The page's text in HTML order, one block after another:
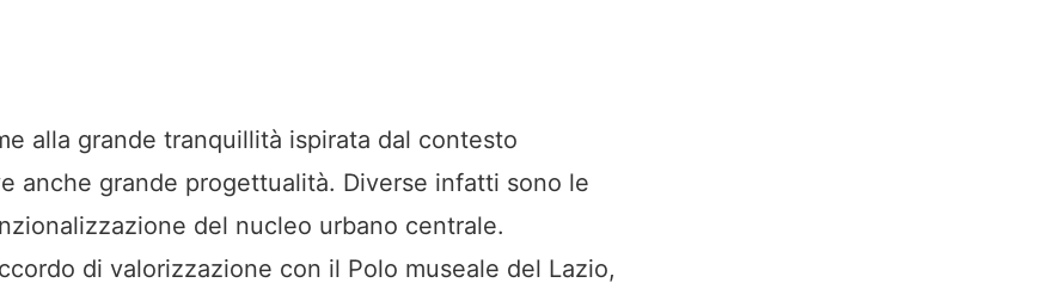
alla grande tranquillità ispirata dal contesto
anche grande progettualità. Diverse infatti sono le
del nucleo urbano centrale.
di valorizzazione con il Polo museale del Lazio,